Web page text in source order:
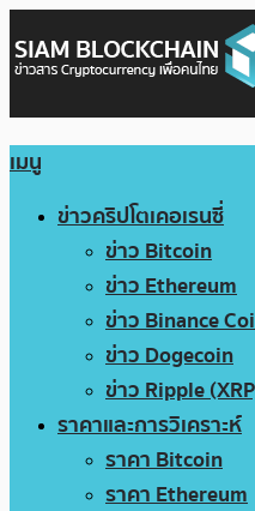
เมนู
ข่าวคริปโตเคอเรนซี่
ข่าว Bitcoin
ข่าว Ethereum
ข่าว Binance
ข่าว Dogecoin
ข่าว Ripple
ราคาและการวิเคราะห์
ราคา Bitcoin
ราคา Ethereum